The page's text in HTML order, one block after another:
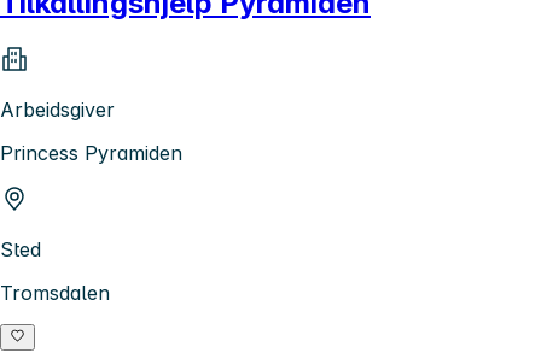
Arbeidsgiver
Princess Pyramiden
Sted
Tromsdalen